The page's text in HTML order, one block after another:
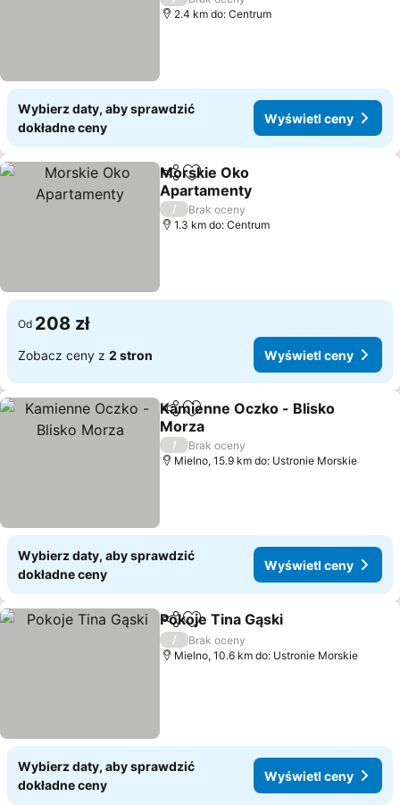
2.4 km do: Centrum
Wybierz daty, aby sprawdzić
dokładne ceny
Wyświetl ceny
Udostępnij
Dodaj do ulubionych
Morskie Oko
Apartamenty
Wyświetl ceny
/
Brak oceny
1.3 km do: Centrum
Od 208 zł
Zobacz ceny z 2 stron Wyświetl ceny
Udostępnij
Dodaj do ulubionych
Kamienne Oczko - Blisko
Morza
Wyświetl ceny
/
Brak oceny
Mielno, 15.9 km do: Ustronie Morskie
Wybierz daty, aby sprawdzić
dokładne ceny
Wyświetl ceny
Udostępnij
Dodaj do ulubionych
Pokoje Tina Gąski
/
Brak oceny
Mielno, 10.6 km do: Ustronie Morskie
Wybierz daty, aby sprawdzić
dokładne ceny
Wyświetl ceny